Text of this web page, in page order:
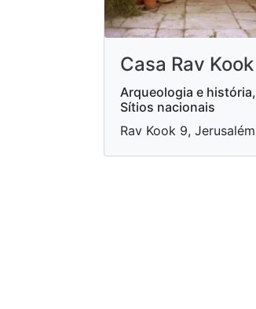
Casa Rav Kook
Arqueologia e história,
Sítios nacionais
Rav Kook 9, Jerusalém